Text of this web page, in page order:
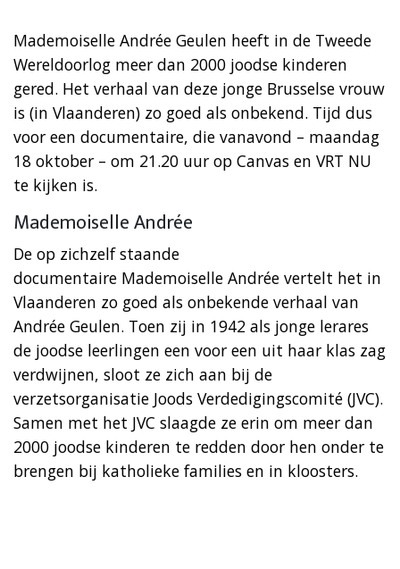
Mademoiselle Andrée Geulen heeft in de Tweede
Wereldoorlog meer dan 2000 joodse kinderen
gered. Het verhaal van deze jonge Brusselse vrouw
is (in Vlaanderen) zo goed als onbekend. Tijd dus
voor een documentaire, die vanavond – maandag
18 oktober – om 21.20 uur op Canvas en VRT NU
te kijken is.
Mademoiselle Andrée
De op zichzelf staande
documentaire Mademoiselle Andrée vertelt het in
Vlaanderen zo goed als onbekende verhaal van
Andrée Geulen. Toen zij in 1942 als jonge lerares
de joodse leerlingen een voor een uit haar klas zag
verdwijnen, sloot ze zich aan bij de
verzetsorganisatie Joods Verdedigingscomité (JVC).
Samen met het JVC slaagde ze erin om meer dan
2000 joodse kinderen te redden door hen onder te
brengen bij katholieke families en in kloosters.